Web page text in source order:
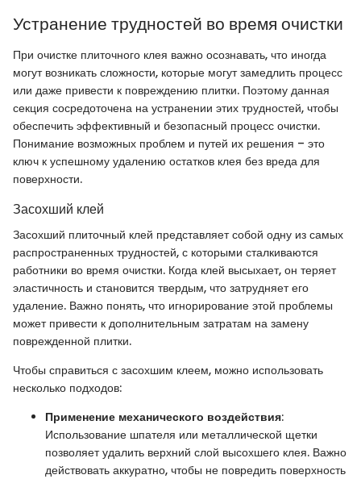
Устранение трудностей во время очистки
При очистке плиточного клея важно осознавать, что иногда
могут возникать сложности, которые могут замедлить процесс
или даже привести к повреждению плитки. Поэтому данная
секция сосредоточена на устранении этих трудностей, чтобы
обеспечить эффективный и безопасный процесс очистки.
Понимание возможных проблем и путей их решения – это
ключ к успешному удалению остатков клея без вреда для
поверхности.
Засохший клей
Засохший плиточный клей представляет собой одну из самых
распространенных трудностей, с которыми сталкиваются
работники во время очистки. Когда клей высыхает, он теряет
эластичность и становится твердым, что затрудняет его
удаление. Важно понять, что игнорирование этой проблемы
может привести к дополнительным затратам на замену
поврежденной плитки.
Чтобы справиться с засохшим клеем, можно использовать
несколько подходов:
Применение механического воздействия:
Использование шпателя или металлической щетки
позволяет удалить верхний слой высохшего клея. Важно
действовать аккуратно, чтобы не повредить поверхность